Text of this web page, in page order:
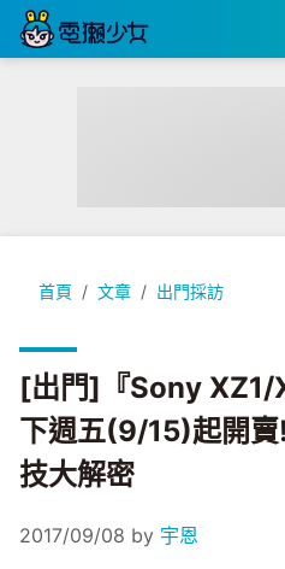
首頁 文章 出門採訪
[出門]『Sony XZ1/XZ1
[出門]『Sony XZ1/
下週五(9/15)起開
技大解密
2017/09/08 by 宇恩